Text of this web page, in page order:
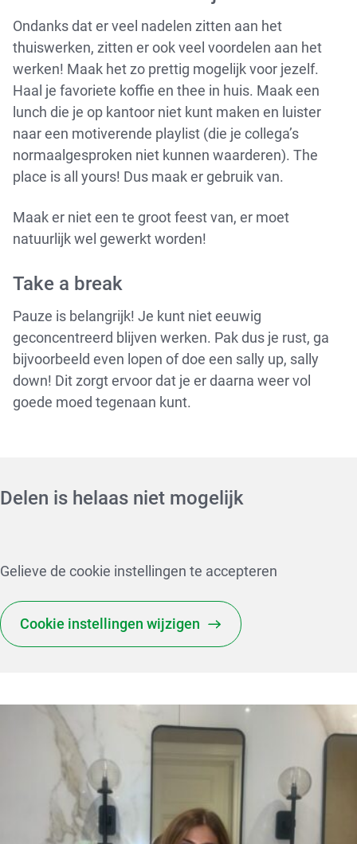
Ondanks dat er veel nadelen zitten aan het
thuiswerken, zitten er ook veel voordelen aan het
werken! Maak het zo prettig mogelijk voor jezelf.
Haal je favoriete koffie en thee in huis. Maak een
lunch die je op kantoor niet kunt maken en luister
naar een motiverende playlist (die je collega’s
normaalgesproken niet kunnen waarderen). The
place is all yours! Dus maak er gebruik van.
Maak er niet een te groot feest van, er moet
natuurlijk wel gewerkt worden!
Take a break
Pauze is belangrijk! Je kunt niet eeuwig
geconcentreerd blijven werken. Pak dus je rust, ga
bijvoorbeeld even lopen of doe een sally up, sally
down! Dit zorgt ervoor dat je er daarna weer vol
goede moed tegenaan kunt.
Delen is helaas niet mogelijk
Gelieve de cookie instellingen te accepteren
Cookie instellingen wijzigen